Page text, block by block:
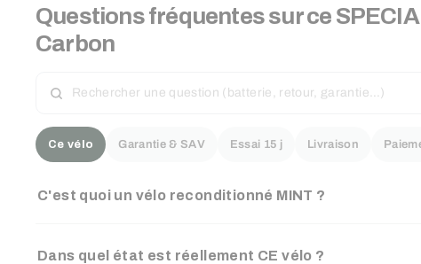
Questions fréquentes sur ce
Carbon
UNE
Ce vélo Garantie & SAV Essai 15 j Livraison
C'est quoi un vélo reconditionné MINT ?
Dans quel état est réellement CE vélo ?